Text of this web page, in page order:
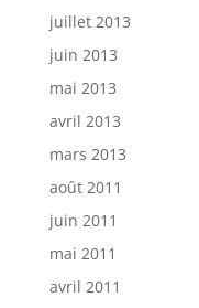
juillet 2013
juin 2013
mai 2013
avril 2013
mars 2013
août 2011
juin 2011
mai 2011
avril 2011